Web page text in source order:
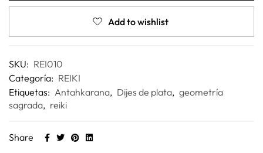
Add to wishlist
SKU: REI010
Categoría: REIKI
Etiquetas: Antahkarana, Dijes de plata, geometría
sagrada, reiki
Share